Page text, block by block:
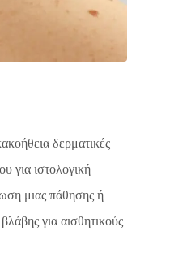
δερματικές
για ιστολογική
μιας πάθησης ή
για αισθητικούς